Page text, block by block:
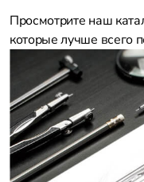
Просмотрите наш
которые лучше всего